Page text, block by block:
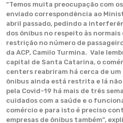
“Temos muita preocupação com
enviado correspondência ao
abril passado, pedindo a
dos ônibus no respeito às
restrição no número de
da ACP, Camilo Turmina. Vale
capital de Santa Catarina, o
centers reabriram há cerca de um
ônibus ainda está restrita e lá
pela Covid-19 há mais de três
cuidados com a saúde e o
comércio e para isto é preciso
empresas de ônibus também”,